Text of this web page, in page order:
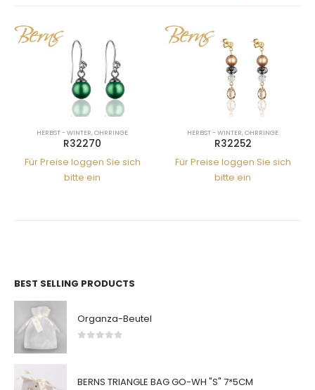
HERBST - WINTER,OHRRINGE
R32270
Für Preise loggen Sie sich
bitte ein
HERBST - WINTER,OHRRINGE
R32252
Für Preise loggen Sie sich
bitte ein
BEST SELLING PRODUCTS
Organza-Beutel
BERNS TRIANGLE BAG GO-WH "S" 7*5CM